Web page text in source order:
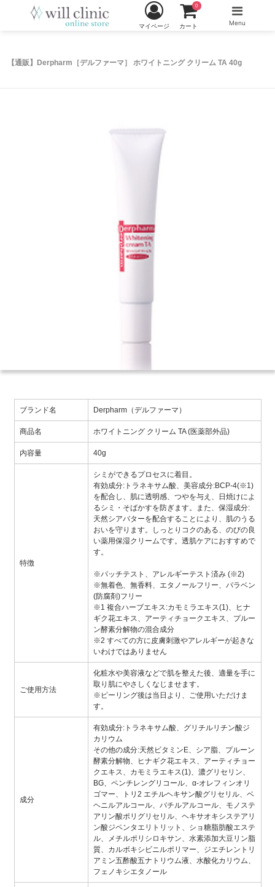
【通販】Derpharm［デルファーマ］ ホワイトニング クリーム TA 40g
マイページ カート
0
Menu
ブランド名 Derpharm（デルファーマ）
商品名 ホワイトニング クリーム TA (医薬部外品)
内容量 40g
特徴
シミができるプロセスに着目。
有効成分:トラネキサム酸、美容成分:BCP-4(※1)
を配合し、肌に透明感、つやを与え、日焼けによ
るシミ・そばかすを防ぎます。また、保湿成分:
天然シアバターを配合することにより、肌のうる
おいを守ります。しっとりコクのある、のびの良
い薬用保湿クリームです。透肌ケアにおすすめで
す。
※パッチテスト、アレルギーテスト済み (※2)
※無着色、無香料、エタノールフリー、パラベン
(防腐剤)フリー
※1 複合ハーブエキス:カモミラエキス(1)、ヒナ
ギク花エキス、アーティチョークエキス、プルー
ン酵素分解物の混合成分
※2 すべての方に皮膚刺激やアレルギーが起きな
いわけではありません
ご使用方法
化粧水や美容液などで肌を整えた後、適量を手に
取り肌にやさしくなじませます。
※ピーリング後は当日より、ご使用いただけま
す。
成分
有効成分:トラネキサム酸、グリチルリチン酸ジ
カリウム
その他の成分:天然ビタミンE、シア脂、プルーン
酵素分解物、ヒナギク花エキス、アーティチョー
クエキス、カモミラエキス(1)、濃グリセリン、
BG、ペンチレングリコール、α-オレフィンオリ
ゴマー、トリ2 エチルヘキサン酸グリセリル、ベ
ヘニルアルコール、バチルアルコール、モノステ
アリン酸ポリグリセリル、ヘキサオキシステアリ
ン酸ジペンタエリトリット、ショ糖脂肪酸エステ
ル、メチルポリシロキサン、水素添加大豆リン脂
質、カルボキシビニルポリマー、ジエチレントリ
アミン五酢酸五ナトリウム液、水酸化カリウム、
フェノキシエタノール